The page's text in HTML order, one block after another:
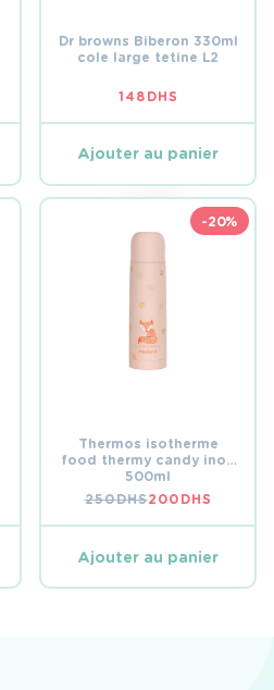
Dr browns Biberon 330ml
cole large tetine L2
148 DHS
Ajouter au panier
-20%
Thermos isotherme
food thermy candy inox
500ml
250DHSLE
PRIX
ÉTAIT :
200 DHS
LE
PRIX
EST :
Ajouter au panier